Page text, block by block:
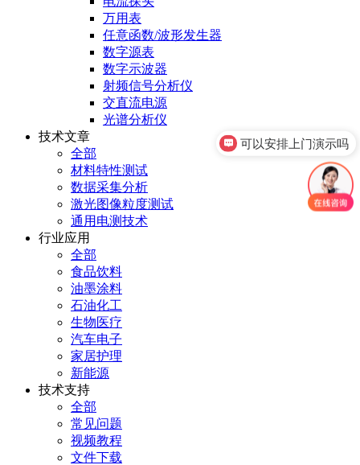
万用表
任意函数/波形发生器
数字源表
数字示波器
射频信号分析仪
交直流电源
光谱分析仪
技术文章
全部
材料特性测试
数据采集分析
激光图像粒度测试
通用电测技术
行业应用
全部
食品饮料
油墨涂料
石油化工
生物医疗
汽车电子
家居护理
新能源
技术支持
全部
常见问题
视频教程
文件下载
可以安排上门演示吗